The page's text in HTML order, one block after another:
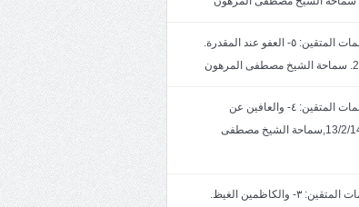
خطبة الجمعة: سمات المتقين: ٥- العفو عند المقدرة.
خطبة الجمعة: سمات المتقين: ٤- والعافين عن
الناس.بتاريخ13/2/1447,سماحة الشيخ مصطفى
خطبة الجمعةسمات المتقين: ٣- والكاظمين الغيظ.